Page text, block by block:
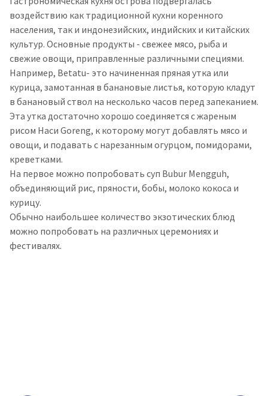
воздействию как традиционной кухни коренного
населения, так и индонезийских, индийских и китайских
культур. Основные продукты - свежее мясо, рыба и
свежие овощи, приправленные различными специями.
Например, Betatu- это начиненная пряная утка или
курица, замотанная в банановые листья, которую кладут
в банановый ствол на несколько часов перед запеканием.
Эта утка достаточно хорошо соединяется с жареным
рисом Наси Goreng, к которому могут добавлять мясо и
овощи, и подавать с нарезанным огурцом, помидорами,
креветками.
На первое можно попробовать суп Bubur Mengguh,
объединяющий рис, пряности, бобы, молоко кокоса и
курицу.
Обычно наибольшее количество экзотических блюд
можно попробовать на различных церемониях и
фестивалях.